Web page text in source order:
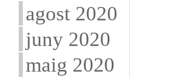
agost 2020
juny 2020
maig 2020